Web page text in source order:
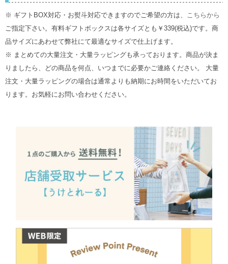
※ ギフトBOX対応・お熨斗対応できますのでご希望の方は、
こちらから
ご指定下さい。有料ギフトボックスは各サイズとも￥339(税込)です。商
品サイズにあわせて弊社にて最適なサイズで仕上げます。
※ まとめての大量注文・大量ラッピングも承っております。商品が決ま
りましたら、どの商品を何点、いつまでに必要かご連絡ください。 大量
注文・大量ラッピングの場合は通常よりも納期にお時間をいただいてお
ります。お気軽にお問い合わせください。